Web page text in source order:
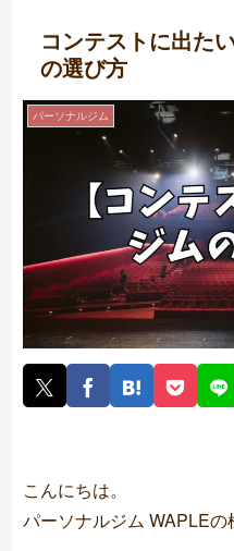
コンテストに出た
の選び方
パーソナルジム
こんにちは。
パーソナルジム WAPLEの